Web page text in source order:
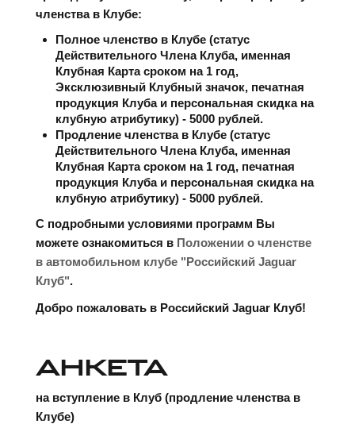
членства в Клубе:
Полное членство в Клубе (статус
Действительного Члена Клуба, именная
Клубная Карта сроком на 1 год,
Эксклюзивный Клубный значок, печатная
продукция Клуба и персональная скидка на
клубную атрибутику) - 5000 рублей.
Продление членства в Клубе (статус
Действительного Члена Клуба, именная
Клубная Карта сроком на 1 год, печатная
продукция Клуба и персональная скидка на
клубную атрибутику) - 5000 рублей.
С подробными условиями программ Вы
можете ознакомиться в Положении о членстве
в автомобильном клубе "Российский Jaguar
Клуб".
Добро пожаловать в Российский Jaguar Клуб!
АНКЕТА
на вступление в Клуб (продление членства в
Клубе)